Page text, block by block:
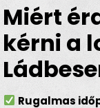
Miért
kérni a
Rugalmas